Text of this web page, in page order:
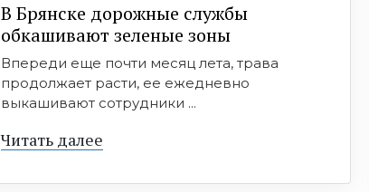
В Брянске дорожные службы
обкашивают зеленые зоны
Впереди еще почти месяц лета, трава
продолжает расти, ее ежедневно
выкашивают сотрудники ...
Читать далее